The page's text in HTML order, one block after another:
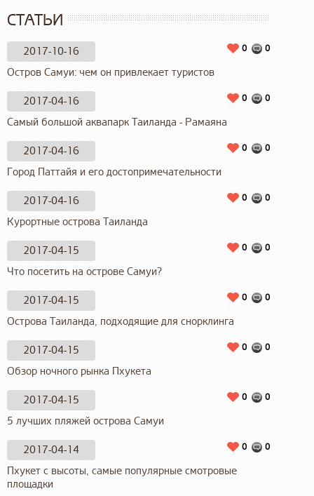
СТАТЬИ
2017-10-16 0
0
Остров Самуи: чем он привлекает туристов
2017-04-16 0
0
Самый большой аквапарк Таиланда - Рамаяна
2017-04-16 0
0
Город Паттайя и его достопримечательности
2017-04-16 0
0
Курортные острова Таиланда
2017-04-15 0
0
Что посетить на острове Самуи?
2017-04-15 0
0
Острова Таиланда, подходящие для снорклинга
2017-04-15 0
0
Обзор ночного рынка Пхукета
2017-04-15 0
0
5 лучших пляжей острова Самуи
2017-04-14 0
0
Пхукет с высоты, самые популярные смотровые
площадки